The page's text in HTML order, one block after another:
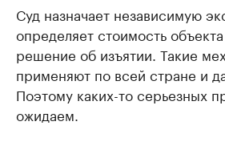
Суд назначает независимую
определяет стоимость
решение об изъятии. Такие
применяют по всей стране и
Поэтому каких-то серьезных
ожидаем.